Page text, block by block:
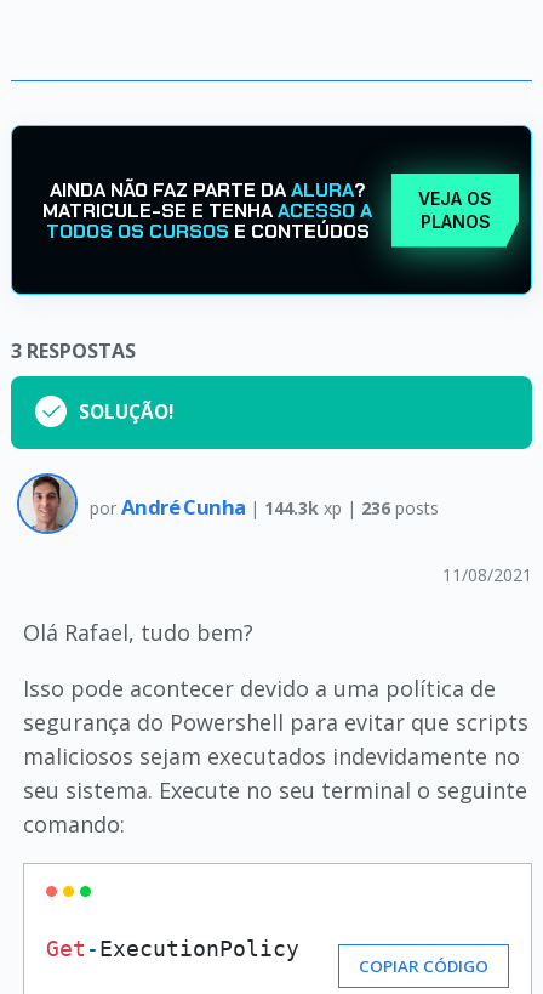
AINDA NÃO FAZ PARTE DAALURA?
MATRICULE-SE E TENHAACESSO A
TODOS OS CURSOS E CONTEÚDOS
VEJA OS
PLANOS
3 RESPOSTAS
SOLUÇÃO!
por André Cunha | 144.3k xp | 236posts
11/08/2021
Olá Rafael, tudo bem?
Isso pode acontecer devido a uma política de
segurança do Powershell para evitar que scripts
maliciosos sejam executados indevidamente no
seu sistema. Execute no seu terminal o seguinte
comando:
Get -ExecutionPolicy
COPIAR CÓDIGO